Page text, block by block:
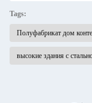
Tags:
Полуфабрикат дом
высокие здания с